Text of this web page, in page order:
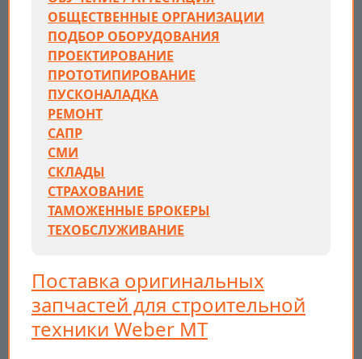
ОБЩЕСТВЕННЫЕ ОРГАНИЗАЦИИ
ПОДБОР ОБОРУДОВАНИЯ
ПРОЕКТИРОВАНИЕ
ПРОТОТИПИРОВАНИЕ
ПУСКОНАЛАДКА
РЕМОНТ
САПР
СМИ
СКЛАДЫ
СТРАХОВАНИЕ
ТАМОЖЕННЫЕ БРОКЕРЫ
ТЕХОБСЛУЖИВАНИЕ
Поставка оригинальных
запчастей для строительной
техники Weber MT